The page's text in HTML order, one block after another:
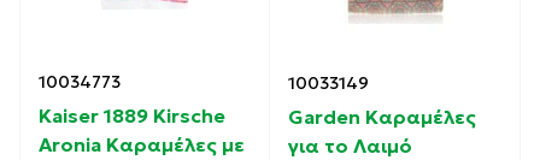
10034773
Kaiser 1889 Kirsche
Aronia Καραμέλες με
10033149
Garden Καραμέλες
για το Λαιμό